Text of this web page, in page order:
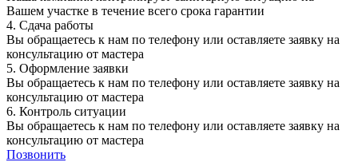
Вашем участке в течение всего срока гарантии
4. Сдача работы
Вы обращаетесь к нам по телефону или оставляете заявку на
консультацию от мастера
5. Оформление заявки
Вы обращаетесь к нам по телефону или оставляете заявку на
консультацию от мастера
6. Контроль ситуации
Вы обращаетесь к нам по телефону или оставляете заявку на
консультацию от мастера
Позвонить